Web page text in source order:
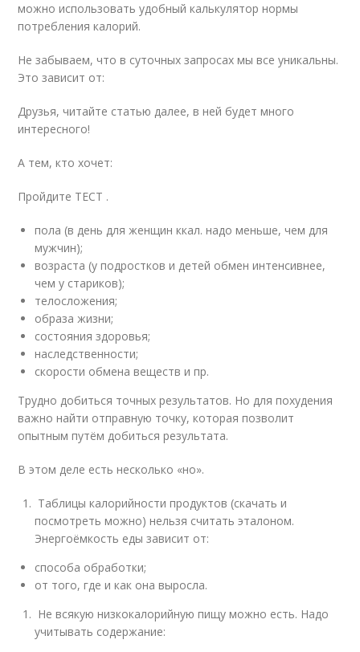
можно использовать удобный калькулятор нормы
потребления калорий.
Не забываем, что в суточных запросах мы все уникальны.
Это зависит от:
Друзья, читайте статью далее, в ней будет много
интересного!
А тем, кто хочет:
Пройдите ТЕСТ .
пола (в день для женщин ккал. надо меньше, чем для
мужчин);
возраста (у подростков и детей обмен интенсивнее,
чем у стариков);
телосложения;
образа жизни;
состояния здоровья;
наследственности;
скорости обмена веществ и пр.
Трудно добиться точных результатов. Но для похудения
важно найти отправную точку, которая позволит
опытным путём добиться результата.
В этом деле есть несколько «но».
Таблицы калорийности продуктов (скачать и
посмотреть можно) нельзя считать эталоном.
Энергоёмкость еды зависит от:
способа обработки;
от того, где и как она выросла.
Не всякую низкокалорийную пищу можно есть. Надо
учитывать содержание: